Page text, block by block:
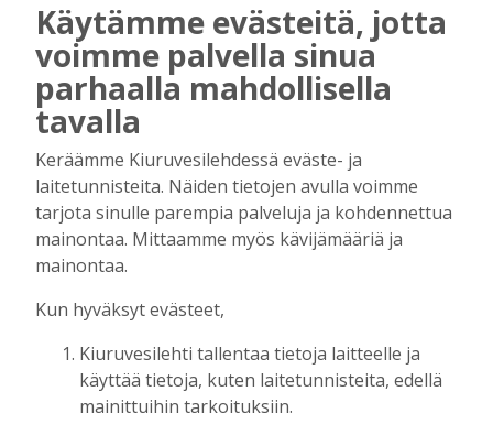
Biokaasu, Hingunniemi, tiet,
rahoitusasiat, työllisyys, lääkäripula… –
ministeri Sari Essayahin kanssa piisasi
keskustelunaiheita
Tilaajille
Aku Laatikainen 6.8.2026 16:00
OP Kaskimaan vakavaraisuus vahvistui –
korkotason muutos heijastui alkuvuoden
tulokseen
Toimitus 6.8.2026
Mikko Remes täyttää 50 vuotta – vaikka
villitystäkin on havaittavissa, sanoo
syntymäpäiväsankari oppineensa myös
Käytämme evästeitä, jotta
voimme palvella sinua
parhaalla mahdollisella
tavalla
Keräämme Kiuruvesilehdessä eväste- ja
laitetunnisteita. Näiden tietojen avulla voimme
tarjota sinulle parempia palveluja ja kohdennettua
mainontaa. Mittaamme myös kävijämääriä ja
mainontaa.
Kun hyväksyt evästeet,
Kiuruvesilehti tallentaa tietoja laitteelle ja
käyttää tietoja, kuten laitetunnisteita, edellä
mainittuihin tarkoituksiin.